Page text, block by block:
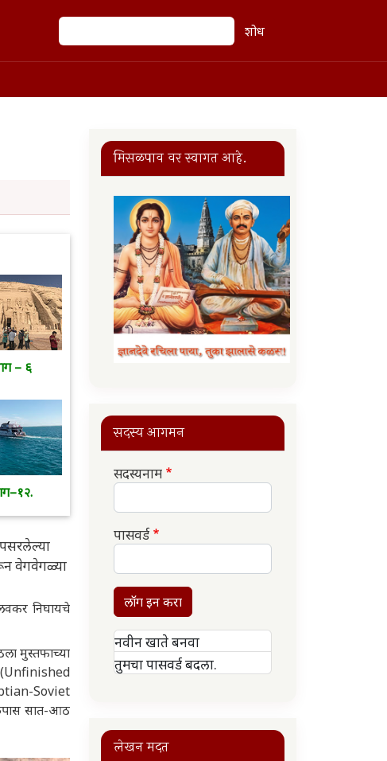
शोध शोध
– ६
वेगवेगळ्या
निघायचे
मुस्तफाच्या
Soviet
सात-आठ
मिसळपाव वर स्वागत आहे.
सदस्य आगमन
सदस्यनाम
पासवर्ड
लॉग इन करा
नवीन खाते बनवा
तुमचा पासवर्ड बदला.
लेखन मदत